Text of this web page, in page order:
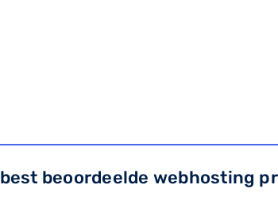
best beoordeelde webhosting